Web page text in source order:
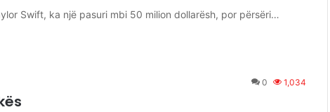
Swift, ka një pasuri mbi 50 milion dollarësh, por përsëri…
0 1,034